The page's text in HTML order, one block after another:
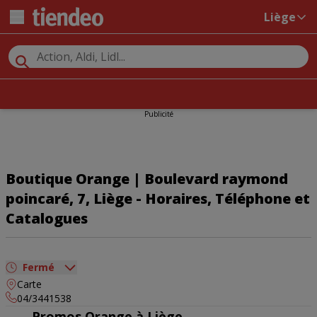
Liège
Publicité
Boutique Orange | Boulevard raymond
poincaré, 7, Liège - Horaires, Téléphone et
Catalogues
Fermé
dimanche
lundi
Carte
04/3441538